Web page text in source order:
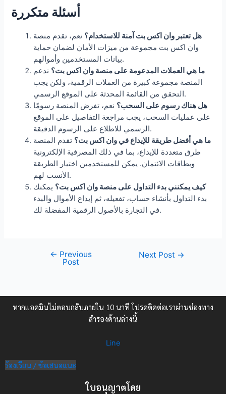
أسئلة متكررة
هل تعتبر وان اكس بت آمنة للاستخدام؟ نعم، تقدم منصة
وان اكس بت مجموعة من ميزات الأمان لضمان حماية
بيانات المستخدمين وأموالهم.
ما هي العملات المدعومة على منصة وان اكس بت؟ تدعم
المنصة مجموعة كبيرة من العملات الرقمية، ولكن يجب
التحقق من القائمة المحدثة على الموقع الرسمي.
هل هناك رسوم على السحب؟ نعم، تفرض المنصة رسومًا
على عمليات السحب، يجب مراجعة التفاصيل على الموقع
الرسمي للاطلاع على الرسوم الدقيقة.
ما هي أفضل طريقة للإيداع في وان اكس بت؟ تقدم المنصة
طرق متعددة للإيداع، بما في ذلك المصرفية الإلكترونية
وبطاقات الائتمان. يمكن للمستخدمين اختيار الطريقة
الأنسب لهم.
كيف يمكنني بدء التداول على منصة وان اكس بت؟ يمكنك
بدء التداول بأنشاء حساب، تفعيله، ثم إيداع الأموال والبدء
في التجارة بالأصول الرقمية المفضلة لك.
← Previous
Post
Next Post →
หากแอดมินไม่ตอบกลับภายใน 10 นาที โปรดติดต่อเราผ่านช่องทาง
สำรองด้านล่างนี้
Line
ร้องเรียน / ข้อเสนอแนะ
ใบอนุญาตโดย